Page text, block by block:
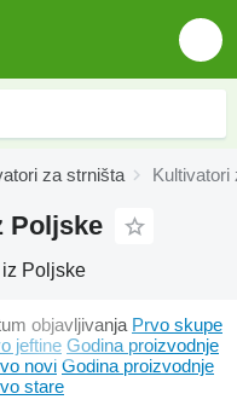
za strništa Kultivatori
Poljske
Poljske
objavljivanja Prvo skupe
jeftine Godina proizvodnje
novi Godina proizvodnje
stare